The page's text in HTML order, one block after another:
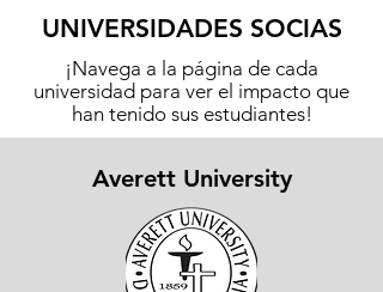
UNIVERSIDADES SOCIAS
¡Navega a la página de cada
universidad para ver el impacto que
han tenido sus estudiantes!
Averett University